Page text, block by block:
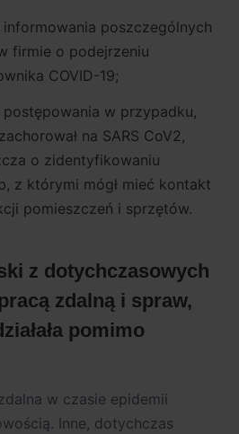
poszczególnych
firmie o podejrzeniu
COVID-19;
w przypadku,
na SARS CoV2,
o zidentyfikowaniu
z którymi mógł mieć kontakt
pomieszczeń i sprzętów.
z dotychczasowych
zdalną i spraw,
pomimo
w czasie epidemii
Inne, dotychczas